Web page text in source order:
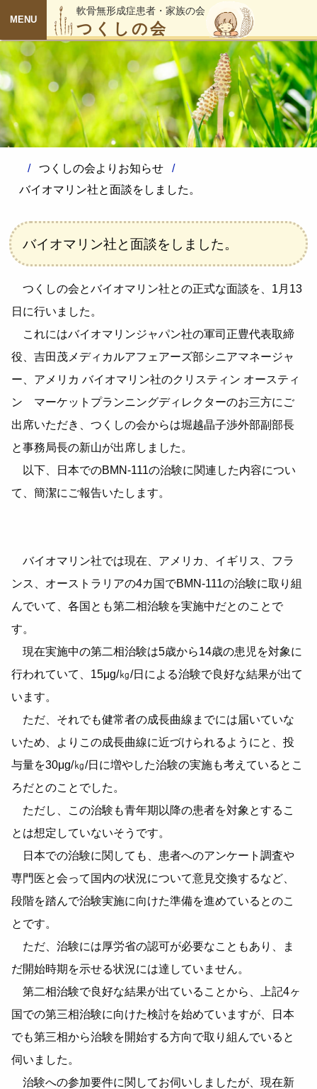
MENU 軟骨無形成症患者・家族の会
つくしの会
つくしの会よりお知らせ
バイオマリン社と面談をしました。
バイオマリン社と面談をしました。
つくしの会とバイオマリン社との正式な面談を、1月13
日に行いました。
これにはバイオマリンジャパン社の軍司正豊代表取締
役、吉田茂メディカルアフェアーズ部シニアマネージャ
ー、アメリカ バイオマリン社のクリスティン オースティ
ン マーケットプランニングディレクターのお三方にご
出席いただき、つくしの会からは堀越晶子渉外部副部長
と事務局長の新山が出席しました。
以下、日本でのBMN-111の治験に関連した内容につい
て、簡潔にご報告いたします。
バイオマリン社では現在、アメリカ、イギリス、フラ
ンス、オーストラリアの4カ国でBMN-111の治験に取り組
んでいて、各国とも第二相治験を実施中だとのことで
す。
現在実施中の第二相治験は5歳から14歳の患児を対象に
行われていて、15μg/㎏/日による治験で良好な結果が出て
います。
ただ、それでも健常者の成長曲線までには届いていな
いため、よりこの成長曲線に近づけられるようにと、投
与量を30μg/㎏/日に増やした治験の実施も考えているとこ
ろだとのことでした。
ただし、この治験も青年期以降の患者を対象とするこ
とは想定していないそうです。
日本での治験に関しても、患者へのアンケート調査や
専門医と会って国内の状況について意見交換するなど、
段階を踏んで治験実施に向けた準備を進めているとのこ
とです。
ただ、治験には厚労省の認可が必要なこともあり、ま
だ開始時期を示せる状況には達していません。
第二相治験で良好な結果が出ていることから、上記4ヶ
国での第三相治験に向けた検討を始めていますが、日本
でも第三相から治験を開始する方向で取り組んでいると
伺いました。
治験への参加要件に関してお伺いしましたが、現在新